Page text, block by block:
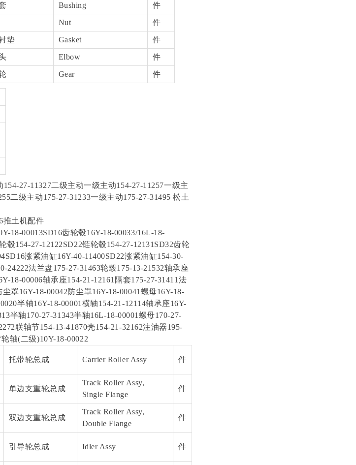
Bushing 件
Nut 件
垫 Gasket 件
Elbow 件
Gear 件
27-11327二级主动一级主动154-27-11257一级主
二级主动175-27-31233一级主动175-27-31495 松土
推土机配件
18-00013SD16齿轮毂16Y-18-00033/16L-18-
毂154-27-12122SD22链轮毂154-27-12131SD32齿轮
涨紧油缸16Y-40-11400SD22涨紧油缸154-30-
24222法兰盘175-27-31463轮毂175-13-21532轴承座
18-00006轴承座154-21-12161隔套175-27-31411法
罩16Y-18-00042防尘罩16Y-18-00041螺母16Y-18-
半轴16Y-18-00001横轴154-21-12114轴承座16Y-
半轴170-27-31343半轴16L-18-00001螺母170-27-
联轴节154-13-41870壳154-21-32162注油器195-
轴(二级)10Y-18-00022
托带轮总成 Carrier Roller Assy 件
单边支重轮总成
Track Roller Assy,
Single Flange
件
双边支重轮总成
Track Roller Assy,
Double Flange
件
引导轮总成 Idler Assy 件